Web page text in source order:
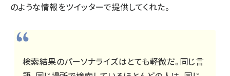
のような情報をツイッターで提供してくれた。
検索結果のパーソナライズはとても軽微だ。同じ言